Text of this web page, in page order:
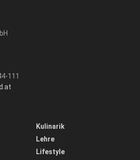
111
Kulinarik
Lehre
Lifestyle